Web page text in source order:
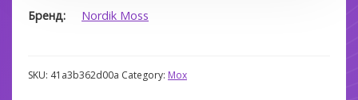
Бренд Nordik Moss
SKU: 41a3b362d00a Category: Мох